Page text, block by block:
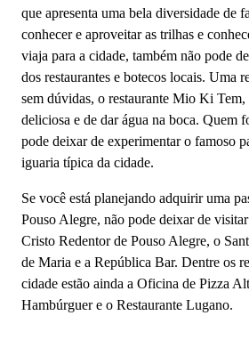
que apresenta uma bela diversidade de
conhecer e aproveitar as trilhas e
viaja para a cidade, também não pode
dos restaurantes e botecos locais. Uma
sem dúvidas, o restaurante Mio Ki
deliciosa e de dar água na boca. Quem
pode deixar de experimentar o famoso
iguaria típica da cidade.
Se você está planejando adquirir uma
Pouso Alegre, não pode deixar de
Cristo Redentor de Pouso Alegre, o
de Maria e a República Bar. Dentre os
cidade estão ainda a Oficina de Pizza
Hambúrguer e o Restaurante Lugano.